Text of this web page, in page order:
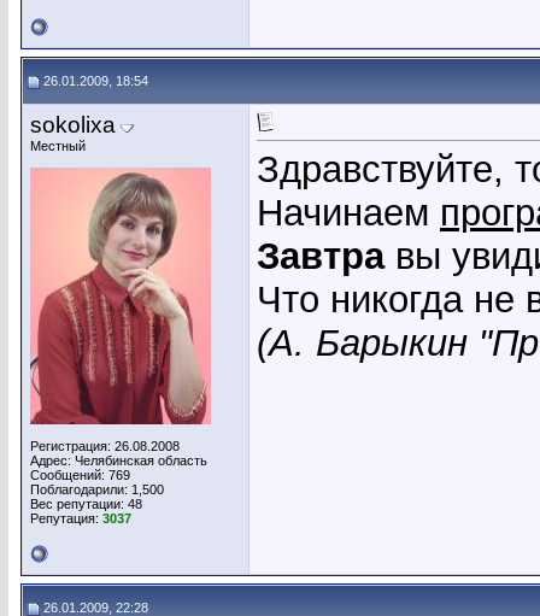
26.01.2009, 18:54
sokolixa
Местный
Регистрация: 26.08.2008
Адрес: Челябинская область
Сообщений: 769
Поблагодарили: 1,500
Вес репутации: 48
Репутация: 3037
Здравствуйте,
Начинаем
Завтравы
Что никогда не
(А. Барыкин
26.01.2009, 22:28